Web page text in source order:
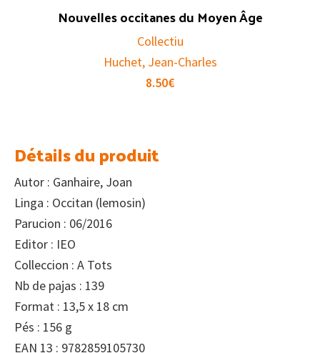
Nouvelles occitanes du Moyen Âge
Collectiu
Huchet, Jean-Charles
8.50€
Détails du produit
Autor : Ganhaire, Joan
Linga : Occitan (lemosin)
Parucion : 06/2016
Editor : IEO
Colleccion : A Tots
Nb de pajas : 139
Format : 13,5 x 18 cm
Pés : 156 g
EAN 13 : 9782859105730